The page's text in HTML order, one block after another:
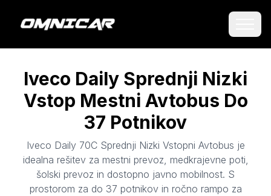
Iveco Daily Sprednji Nizki
Vstop Mestni Avtobus Do
37 Potnikov
Iveco Daily 70C Sprednji Nizki Vstopni Avtobus je
idealna rešitev za mestni prevoz, medkrajevne poti,
šolski prevoz in dostopno javno mobilnost. S
prostorom za do 37 potnikov in ročno rampo za